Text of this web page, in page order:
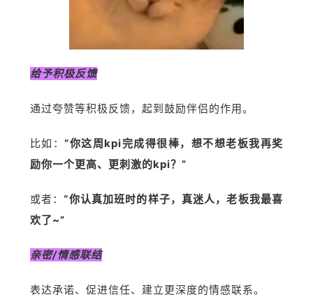
给予积极反馈
通过夸赞等积极反馈，起到鼓励伴侣的作用。
比如：“你这周kpi完成得很棒，想不想老板我再奖
励你一个更高、更刺激的kpi？”
或者：“你认真加班时的样子，真迷人，老板我最喜
欢了~”
亲密/情感联结
表达承诺、促进信任、建立更深度的情感联系。